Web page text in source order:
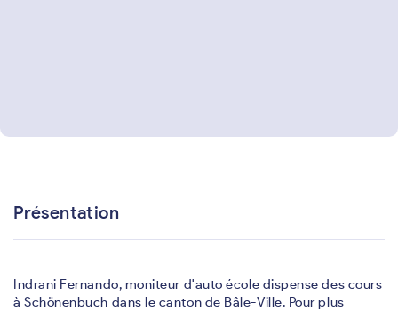
Présentation
Indrani Fernando, moniteur d'auto école dispense des cours
à Schönenbuch dans le canton de Bâle-Ville. Pour plus